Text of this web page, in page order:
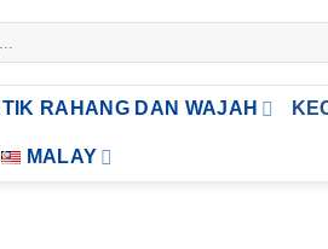
RAHANG DAN WAJAH
MALAY